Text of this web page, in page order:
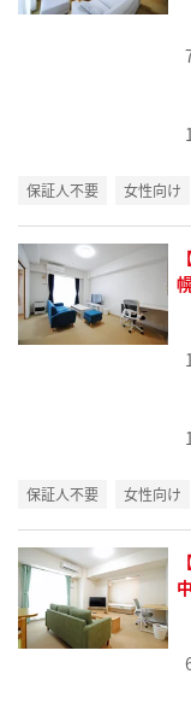
保証人不要 女性向け
保証人不要 女性向け